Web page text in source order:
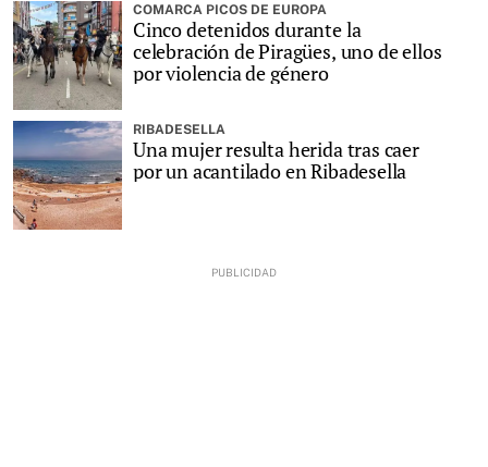
COMARCA PICOS DE EUROPA
Cinco detenidos durante la
celebración de Piragües, uno de ellos
por violencia de género
RIBADESELLA
Una mujer resulta herida tras caer
por un acantilado en Ribadesella